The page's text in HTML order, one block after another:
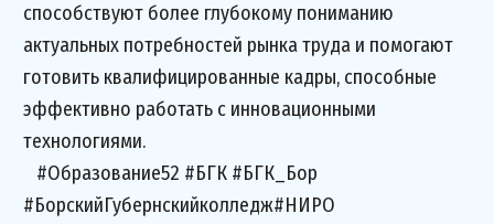
способствуют более глубокому пониманию
актуальных потребностей рынка труда и помогают
готовить квалифицированные кадры, способные
эффективно работать с инновационными
технологиями.
#Образование52 #БГК #БГК_Бор
#БорскийГубернскийколледж#НИРО